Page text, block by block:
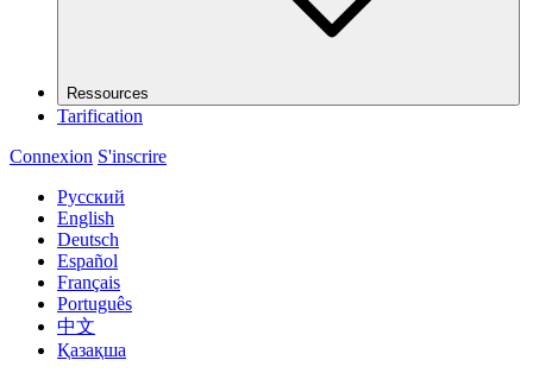
Ressources
Tarification
Connexion S'inscrire
Русский
English
Deutsch
Español
Français
Português
中文
Қазақша